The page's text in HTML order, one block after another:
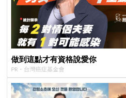
做到這點才有資格說愛你
PR・台灣癌症基金會